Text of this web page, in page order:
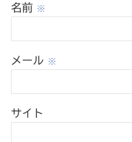
名前 ※
メール ※
サイト